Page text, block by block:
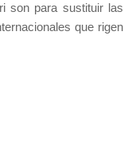
son para sustituir las
que rigen